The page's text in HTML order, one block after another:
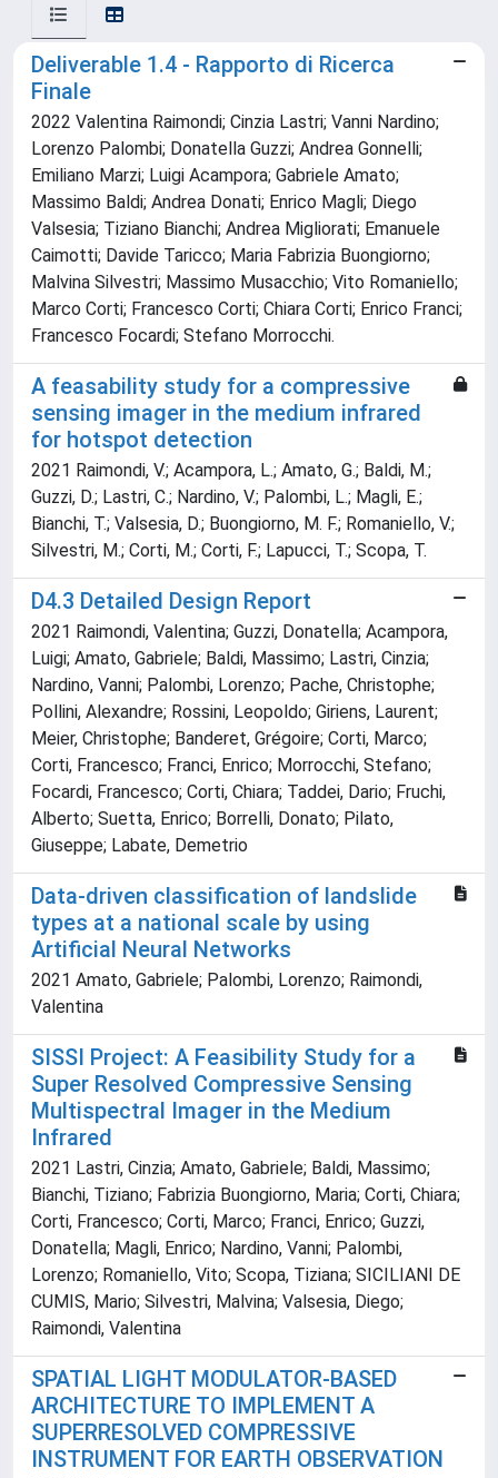
Deliverable 1.4 - Rapporto di Ricerca
Finale
2022 Valentina Raimondi; Cinzia Lastri; Vanni Nardino;
Lorenzo Palombi; Donatella Guzzi; Andrea Gonnelli;
Emiliano Marzi; Luigi Acampora; Gabriele Amato;
Massimo Baldi; Andrea Donati; Enrico Magli; Diego
Valsesia; Tiziano Bianchi; Andrea Migliorati; Emanuele
Caimotti; Davide Taricco; Maria Fabrizia Buongiorno;
Malvina Silvestri; Massimo Musacchio; Vito Romaniello;
Marco Corti; Francesco Corti; Chiara Corti; Enrico Franci;
Francesco Focardi; Stefano Morrocchi.
A feasability study for a compressive
sensing imager in the medium infrared
for hotspot detection
2021 Raimondi, V.; Acampora, L.; Amato, G.; Baldi, M.;
Guzzi, D.; Lastri, C.; Nardino, V.; Palombi, L.; Magli, E.;
Bianchi, T.; Valsesia, D.; Buongiorno, M. F.; Romaniello, V.;
Silvestri, M.; Corti, M.; Corti, F.; Lapucci, T.; Scopa, T.
D4.3 Detailed Design Report
2021 Raimondi, Valentina; Guzzi, Donatella; Acampora,
Luigi; Amato, Gabriele; Baldi, Massimo; Lastri, Cinzia;
Nardino, Vanni; Palombi, Lorenzo; Pache, Christophe;
Pollini, Alexandre; Rossini, Leopoldo; Giriens, Laurent;
Meier, Christophe; Banderet, Grégoire; Corti, Marco;
Corti, Francesco; Franci, Enrico; Morrocchi, Stefano;
Focardi, Francesco; Corti, Chiara; Taddei, Dario; Fruchi,
Alberto; Suetta, Enrico; Borrelli, Donato; Pilato,
Giuseppe; Labate, Demetrio
Data-driven classification of landslide
types at a national scale by using
Artificial Neural Networks
2021 Amato, Gabriele; Palombi, Lorenzo; Raimondi,
Valentina
SISSI Project: A Feasibility Study for a
Super Resolved Compressive Sensing
Multispectral Imager in the Medium
Infrared
2021 Lastri, Cinzia; Amato, Gabriele; Baldi, Massimo;
Bianchi, Tiziano; Fabrizia Buongiorno, Maria; Corti, Chiara;
Corti, Francesco; Corti, Marco; Franci, Enrico; Guzzi,
Donatella; Magli, Enrico; Nardino, Vanni; Palombi,
Lorenzo; Romaniello, Vito; Scopa, Tiziana; SICILIANI DE
CUMIS, Mario; Silvestri, Malvina; Valsesia, Diego;
Raimondi, Valentina
SPATIAL LIGHT MODULATOR-BASED
ARCHITECTURE TO IMPLEMENT A
SUPERRESOLVED COMPRESSIVE
INSTRUMENT FOR EARTH OBSERVATION